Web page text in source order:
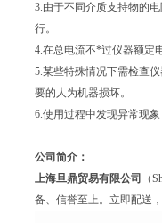
3.由于不同介质支持物的
行。
4.在总电流不*过仪器额定
5.某些特殊情况下需检查
要的人为机器损坏。
6.使用过程中发现异常现
公司简介：
上海旦鼎贸易有限公司
（
备、信誉至上。立即配送